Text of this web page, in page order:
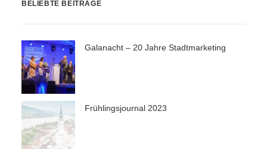
BELIEBTE BEITRÄGE
Galanacht – 20 Jahre Stadtmarketing
Frühlingsjournal 2023